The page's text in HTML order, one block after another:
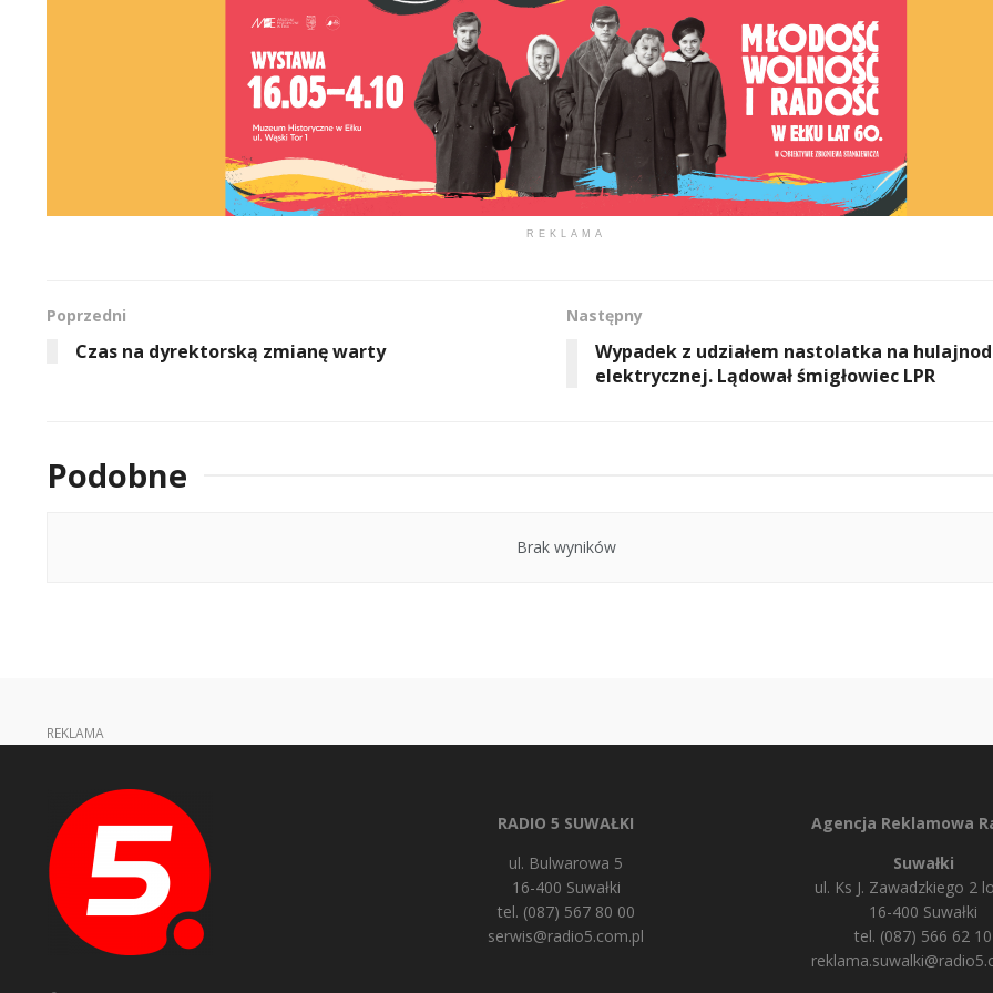
REKLAMA
Poprzedni
Czas na dyrektorską zmianę warty
Następny
Wypadek z udziałem nastolatka na
elektrycznej. Lądował śmigłowiec LPR
Podobne
Brak wyników
REKLAMA
RADIO 5 SUWAŁKI
ul. Bulwarowa 5
16-400 Suwałki
tel. (087) 567 80 00
serwis@radio5.com.pl
Agencja Reklamowa
Suwałki
ul. Ks J. Zawadzkiego 2
16-400 Suwałki
tel. (087) 566 62 10